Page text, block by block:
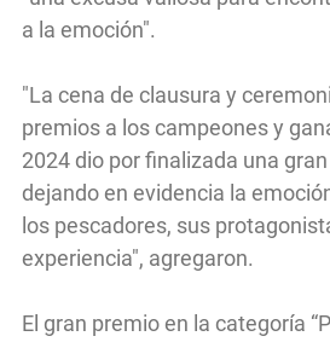
a la emoción".
"La cena de clausura y
premios a los campeones y
2024 dio por finalizada una
dejando en evidencia la
los pescadores, sus
experiencia", agregaron.
El gran premio en la categoría